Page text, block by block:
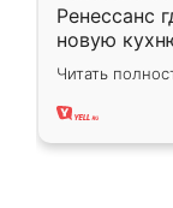
Ренессанс
новую
вполне
два года,
Читать